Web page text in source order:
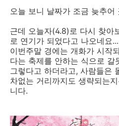
오늘 보니 날짜가 조금 늦추어
근데 오늘자(4.8)로 다시 찾아
로 연기가 되었다고 나오네요
이번주말 경에는 개화가 시작
다는 축제를 안하는 식으로 갈
그렇다고 하더라고, 사람들은
차없는 거리까지도 생략되는
니다.